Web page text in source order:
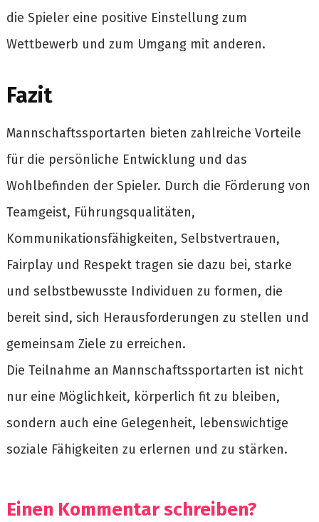
die Spieler eine positive Einstellung zum
Wettbewerb und zum Umgang mit anderen.
Fazit
Mannschaftssportarten bieten zahlreiche Vorteile
für die persönliche Entwicklung und das
Wohlbefinden der Spieler. Durch die Förderung von
Teamgeist, Führungsqualitäten,
Kommunikationsfähigkeiten, Selbstvertrauen,
Fairplay und Respekt tragen sie dazu bei, starke
und selbstbewusste Individuen zu formen, die
bereit sind, sich Herausforderungen zu stellen und
gemeinsam Ziele zu erreichen.
Die Teilnahme an Mannschaftssportarten ist nicht
nur eine Möglichkeit, körperlich fit zu bleiben,
sondern auch eine Gelegenheit, lebenswichtige
soziale Fähigkeiten zu erlernen und zu stärken.
Einen Kommentar schreiben?